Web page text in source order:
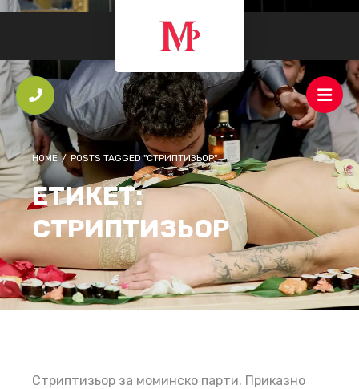
HOME / POSTS TAGGED "СТРИПТИЗЬОР"
ЕТИКЕТ:
СТРИПТИЗЬОР
Стриптизьор за моминско парти. Приказно